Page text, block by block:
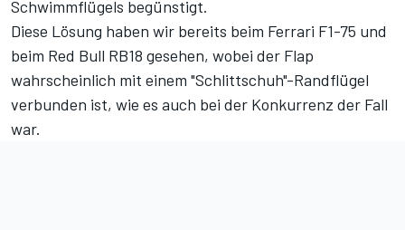
Schwimmflügels begünstigt.
Diese Lösung haben wir bereits beim Ferrari F1-75 und
beim Red Bull RB18 gesehen, wobei der Flap
wahrscheinlich mit einem "Schlittschuh"-Randflügel
verbunden ist, wie es auch bei der Konkurrenz der Fall
war.